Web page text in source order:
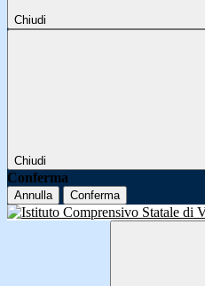
Chiudi
Chiudi
Conferma
Annulla Conferma